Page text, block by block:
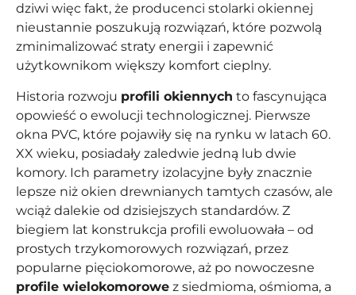
dziwi więc fakt, że producenci stolarki okiennej
nieustannie poszukują rozwiązań, które pozwolą
zminimalizować straty energii i zapewnić
użytkownikom większy komfort cieplny.
Historia rozwoju profili okiennych to fascynująca
opowieść o ewolucji technologicznej. Pierwsze
okna PVC, które pojawiły się na rynku w latach 60.
XX wieku, posiadały zaledwie jedną lub dwie
komory. Ich parametry izolacyjne były znacznie
lepsze niż okien drewnianych tamtych czasów, ale
wciąż dalekie od dzisiejszych standardów. Z
biegiem lat konstrukcja profili ewoluowała – od
prostych trzykomorowych rozwiązań, przez
popularne pięciokomorowe, aż po nowoczesne
profile wielokomorowe z siedmioma, ośmioma, a